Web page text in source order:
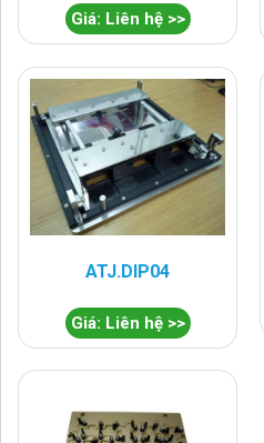
Giá: Liên hệ >>
ATJ.DIP04
Giá: Liên hệ >>